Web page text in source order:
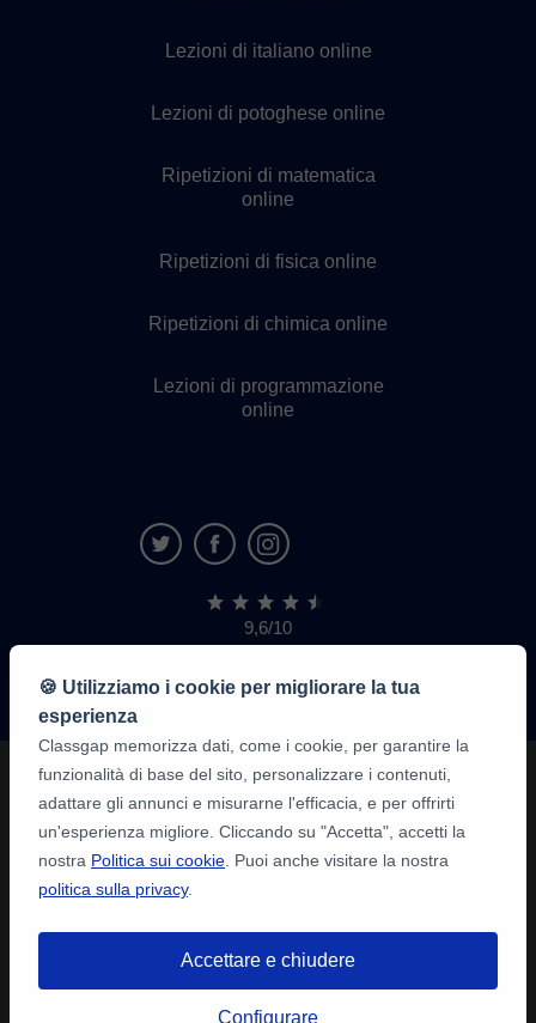
Lezioni di italiano online
Lezioni di potoghese online
Ripetizioni di matematica
online
Ripetizioni di fisica online
Ripetizioni di chimica online
Lezioni di programmazione
online
9,6/10
1.339.284
recensioni
di
alunni
🍪 Utilizziamo i cookie per migliorare la tua
esperienza
Classgap memorizza dati, come i cookie, per garantire la
funzionalità di base del sito, personalizzare i contenuti,
adattare gli annunci e misurarne l'efficacia, e per offrirti
un'esperienza migliore. Cliccando su "Accetta", accetti la
nostra Politica sui cookie . Puoi anche visitare la nostra
politica sulla privacy.
Accettare e chiudere
Configurare